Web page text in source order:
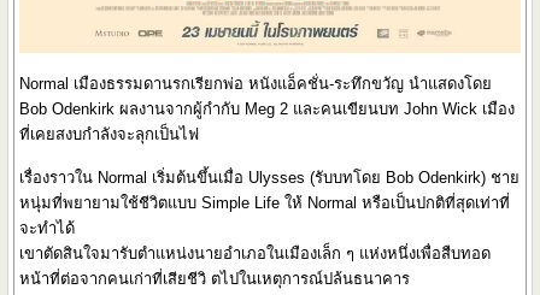
Normal เมืองธรรมดานรกเรียกพ่อ หนังแอ็คชั่น-ระทึกขวัญ นำแสดงโดย
Bob Odenkirk ผลงานจากผู้กำกับ Meg 2 และคนเขียนบท John Wick เมือง
ที่เคยสงบกำลังจะลุกเป็นไฟ
เรื่องราวใน Normal เริ่มต้นขึ้นเมื่อ Ulysses (รับบทโดย Bob Odenkirk) ชาย
หนุ่มที่พยายามใช้ชีวิตแบบ Simple Life ให้ Normal หรือเป็นปกติที่สุดเท่าที่
จะทำได้
เขาตัดสินใจมารับตำแหน่งนายอำเภอในเมืองเล็ก ๆ แห่งหนึ่งเพื่อสืบทอด
หน้าที่ต่อจากคนเก่าที่เสียชีวิ ตไปในเหตุการณ์ปล้นธนาคาร